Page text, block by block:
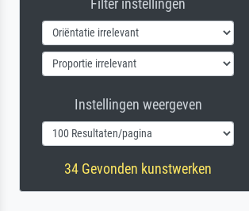
Filter instellingen
Instellingen weergeven
34 Gevonden kunstwerken